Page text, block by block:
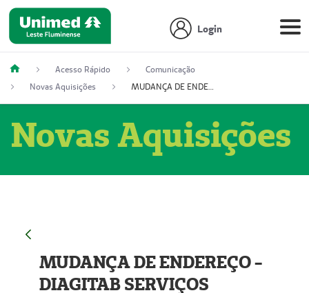
Login
Acesso Rápido
Comunicação
Novas Aquisições
MUDANÇA DE ENDEREÇO - DIAGITAB SERVIÇOS MÉDICOS LTDA (54003267-5)
Novas Aquisições
MUDANÇA DE ENDEREÇO -
DIAGITAB SERVIÇOS